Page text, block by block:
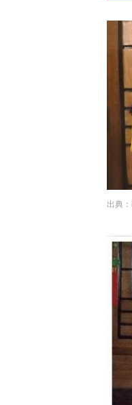
出典：